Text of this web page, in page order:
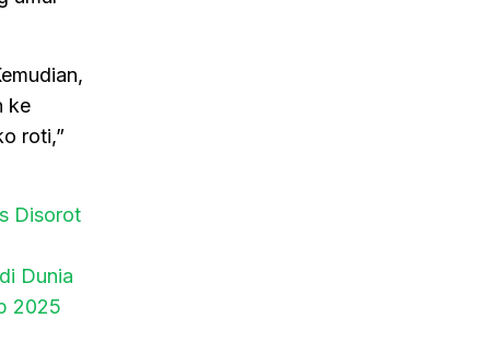
ke
roti,”
Disorot
Dunia
2025